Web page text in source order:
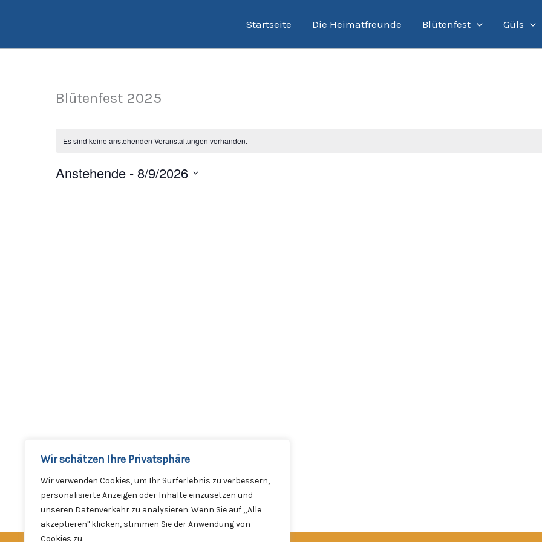
Wir schätzen Ihre Privatsphäre
Wir verwenden Cookies, um Ihr Surferlebnis zu verbessern,
personalisierte Anzeigen oder Inhalte einzusetzen und
unseren Datenverkehr zu analysieren. Wenn Sie auf „Alle
akzeptieren" klicken, stimmen Sie der Anwendung von
Cookies zu.
Startseite Die Heimatfreunde Blütenfest Güls
Blütenfest 2025
Es sind keine anstehenden Veranstaltungen vorhanden.
Anstehende - 8/9/2026